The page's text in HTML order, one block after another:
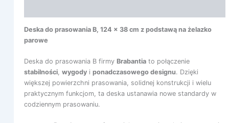
Deska do prasowania B, 124 x 38 cm z podstawą na żelazko
parowe
Deska do prasowania B firmy Brabantiato połączenie
stabilności, wygodyi ponadczasowego designu. Dzięki
większej powierzchni prasowania, solidnej konstrukcji i wielu
praktycznym funkcjom, ta deska ustanawia nowe standardy w
codziennym prasowaniu.